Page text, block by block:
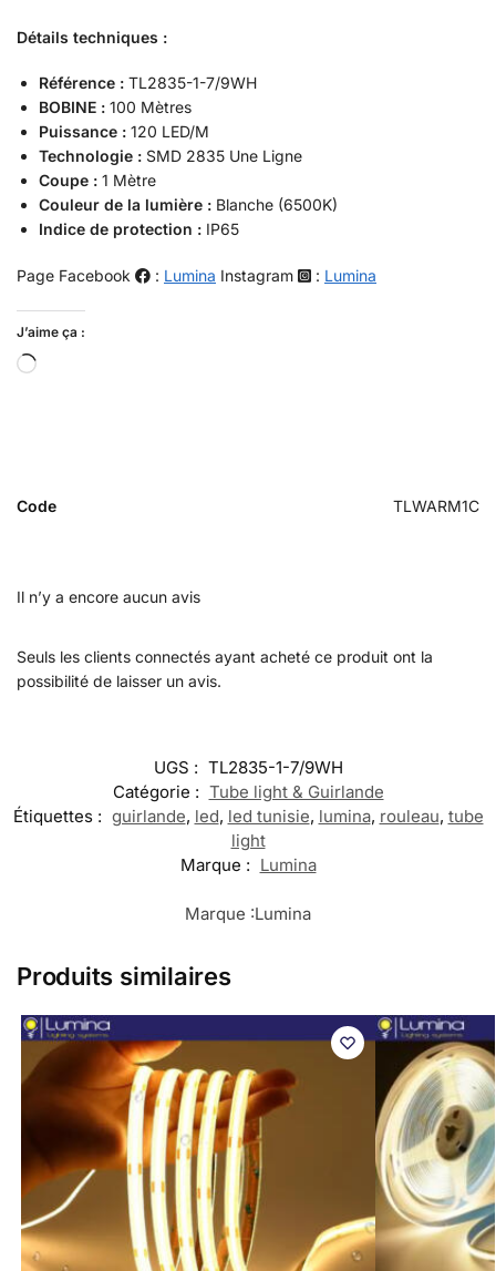
Détails techniques :
Référence : TL2835-1-7/9WH
BOBINE : 100 Mètres
Puissance : 120 LED/M
Technologie : SMD 2835 Une Ligne
Coupe : 1 Mètre
Couleur de la lumière : Blanche (6500K)
Indice de protection : IP65
Page Facebook : Lumina Instagram : Lumina
J’aime ça :
Code TLWARM1C
Il n’y a encore aucun avis
Seuls les clients connectés ayant acheté ce produit ont la
possibilité de laisser un avis.
UGS : TL2835-1-7/9WH
Catégorie : Tube light & Guirlande
Étiquettes : guirlande, led, led tunisie, lumina, rouleau, tube
light
Marque : Lumina
Marque :Lumina
Produits similaires